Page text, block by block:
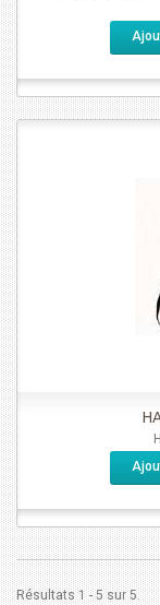
Résultats 1 - 5 sur 5.